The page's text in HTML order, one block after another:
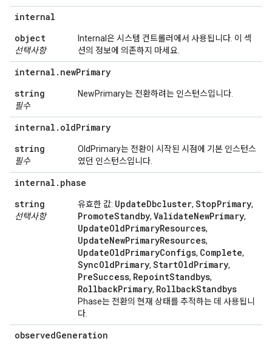
internal
object
선택사항
Internal은 시스템 컨트롤러에서 사용됩니다. 이 섹
션의 정보에 의존하지 마세요.
internal . newPrimary
string
필수
NewPrimary는 전환하려는 인스턴스입니다.
internal . oldPrimary
string
필수
OldPrimary는 전환이 시작된 시점에 기본 인스턴스
였던 인스턴스입니다.
internal . phase
string
선택사항
유효한 값: UpdateDbcluster, StopPrimary,
PromoteStandby, ValidateNewPrimary,
UpdateOldPrimaryResources,
UpdateNewPrimaryResources,
UpdateOldPrimaryConfigs, Complete,
SyncOldPrimary, StartOldPrimary,
PreSuccess, RepointStandbys,
RollbackPrimary, RollbackStandbys
Phase는 전환의 현재 상태를 추적하는 데 사용됩니
다.
observedGeneration